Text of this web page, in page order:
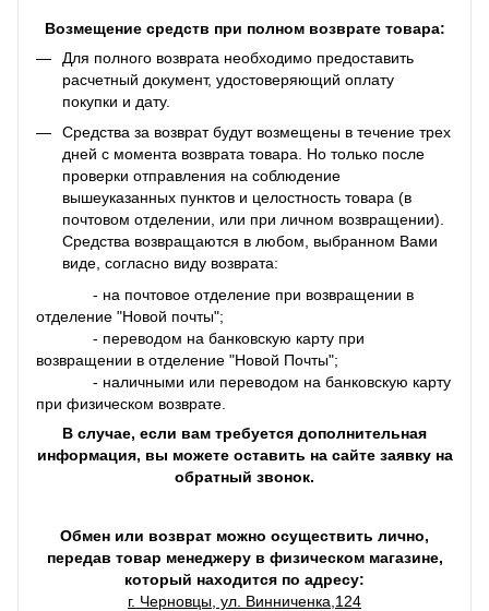
Возмещение средств при полном возврате товара:
Для полного возврата необходимо предоставить
расчетный документ, удостоверяющий оплату
покупки и дату.
Средства за возврат будут возмещены в течение трех
дней с момента возврата товара. Но только после
проверки отправления на соблюдение
вышеуказанных пунктов и целостность товара (в
почтовом отделении, или при личном возвращении).
Средства возвращаются в любом, выбранном Вами
виде, согласно виду возврата:
- на почтовое отделение при возвращении в
отделение "Новой почты";
- переводом на банковскую карту при
возвращении в отделение "Новой Почты";
- наличными или переводом на банковскую карту
при физическом возврате.
В случае, если вам требуется дополнительная
информация, вы можете оставить на сайте заявку на
обратный звонок.
Обмен или возврат можно осуществить лично,
передав товар менеджеру в физическом магазине,
который находится по адресу:
г. Черновцы, ул. Винниченка,124